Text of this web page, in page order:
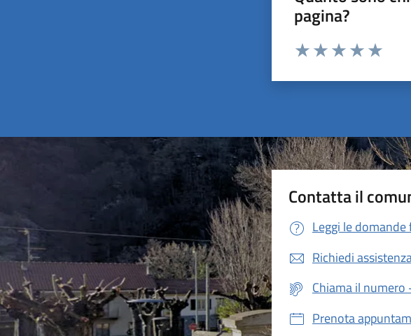
pagina?
Valuta da 1 a 5 stelle la pagina
Contatta il
Leggi le
Richiedi
Chiama il
Prenota